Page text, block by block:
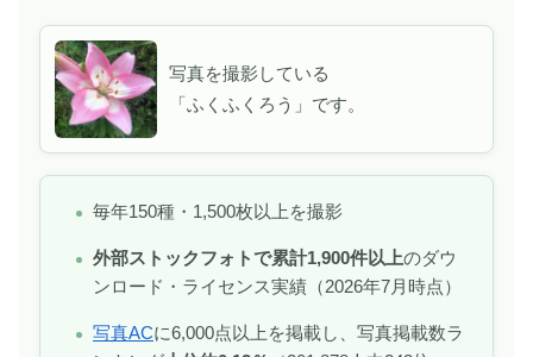
写真を撮影している
「ふくふくろう」です。
毎年150種・1,500枚以上を撮影
外部ストックフォトで累計1,900件以上のダウ
ンロード・ライセンス実績（2026年7月時点）
写真ACに6,000点以上を掲載し、写真掲載数ラ